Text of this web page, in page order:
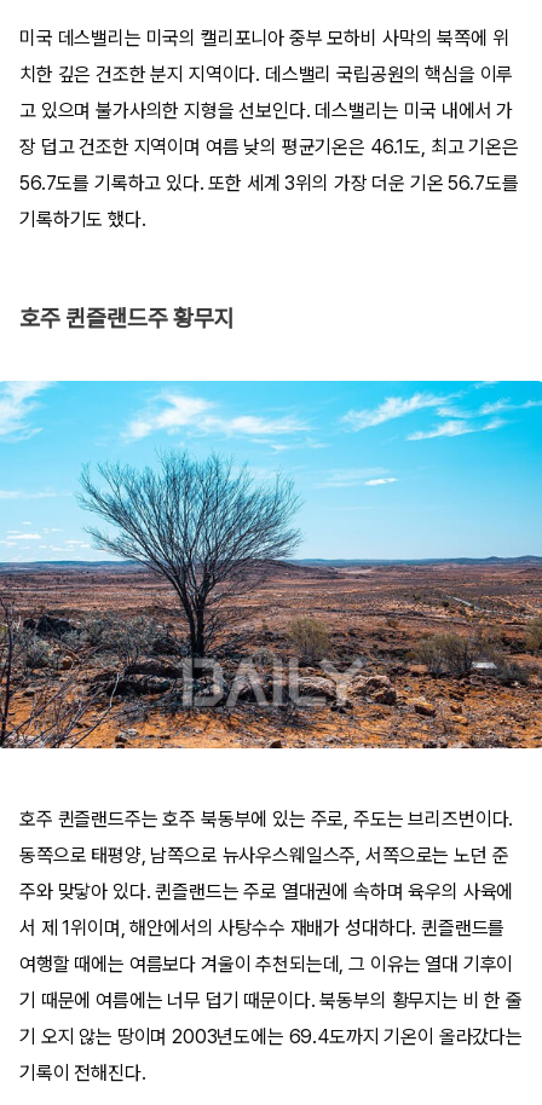
미국 데스밸리는 미국의 캘리포니아 중부 모하비 사막의 북쪽에 위
치한 깊은 건조한 분지 지역이다. 데스밸리 국립공원의 핵심을 이루
고 있으며 불가사의한 지형을 선보인다. 데스밸리는 미국 내에서 가
장 덥고 건조한 지역이며 여름 낮의 평균기온은 46.1도, 최고 기온은
56.7도를 기록하고 있다. 또한 세계 3위의 가장 더운 기온 56.7도를
기록하기도 했다.
호주 퀸즐랜드주 황무지
호주 퀸즐랜드주는 호주 북동부에 있는 주로, 주도는 브리즈번이다.
동쪽으로 태평양, 남쪽으로 뉴사우스웨일스주, 서쪽으로는 노던 준
주와 맞닿아 있다. 퀸즐랜드는 주로 열대권에 속하며 육우의 사육에
서 제 1위이며, 해안에서의 사탕수수 재배가 성대하다. 퀸즐랜드를
여행할 때에는 여름보다 겨울이 추천되는데, 그 이유는 열대 기후이
기 때문에 여름에는 너무 덥기 때문이다. 북동부의 황무지는 비 한 줄
기 오지 않는 땅이며 2003년도에는 69.4도까지 기온이 올라갔다는
기록이 전해진다.